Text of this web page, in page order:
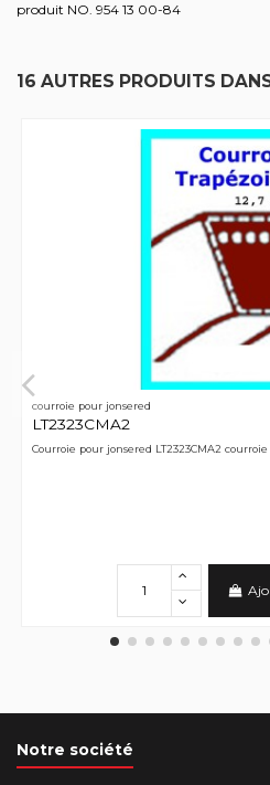
produit NO. 954 13 00-84
16 AUTRES PRODUITS
courroie pour jonsered
LT2323CMA2
Courroie pour jonsered LT2323CMA2
Notre société